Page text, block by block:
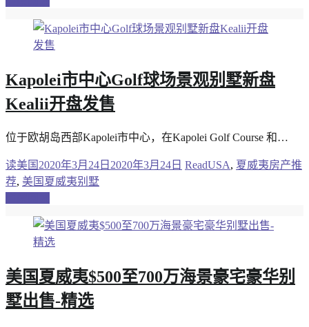
Kapolei市中心Golf球场景观别墅新盘
Kealii开盘发售
位于欧胡岛西部Kapolei市中心，在Kapolei Golf Course 和…
读美国 2020年3月24日 2020年3月24日 ReadUSA, 夏威夷房产推
荐, 美国夏威夷别墅
美国夏威夷$500至700万海景豪宅豪华别
墅出售-精选